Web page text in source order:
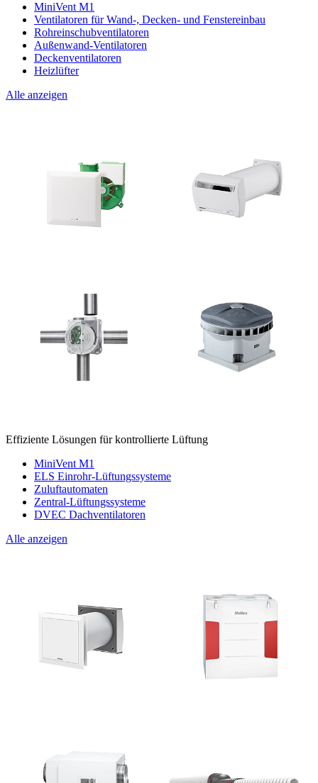
MiniVent M1
Ventilatoren für Wand-, Decken- und Fenstereinbau
Rohreinschubventilatoren
Außenwand-Ventilatoren
Deckenventilatoren
Heizlüfter
Alle anzeigen
Effiziente Lösungen für kontrollierte Lüftung
MiniVent M1
ELS Einrohr-Lüftungssysteme
Zuluftautomaten
Zentral-Lüftungssysteme
DVEC Dachventilatoren
Alle anzeigen